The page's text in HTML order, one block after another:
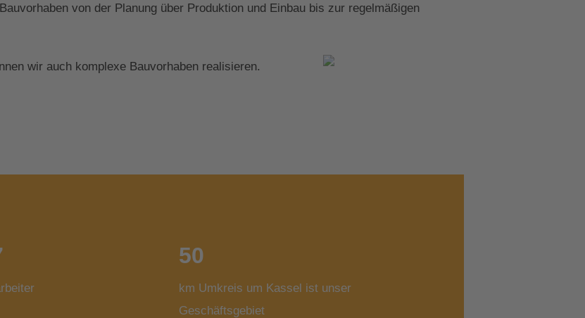
von der Planung über Produktion und Einbau bis zur regelmäßigen
wir auch komplexe Bauvorhaben realisieren.
50
km Umkreis um Kassel ist unser
Geschäftsgebiet